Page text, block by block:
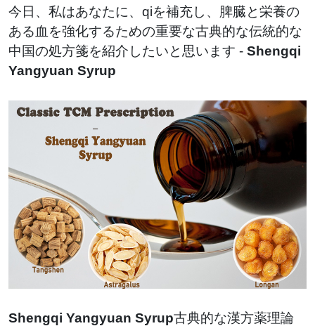
今日、私はあなたに、qiを補充し、脾臓と栄養の
ある血を強化するための重要な古典的な伝統的な
中国の処方箋を紹介したいと思います - Shengqi
Yangyuan Syrup
Shengqi Yangyuan Syrup古典的な漢方薬理論